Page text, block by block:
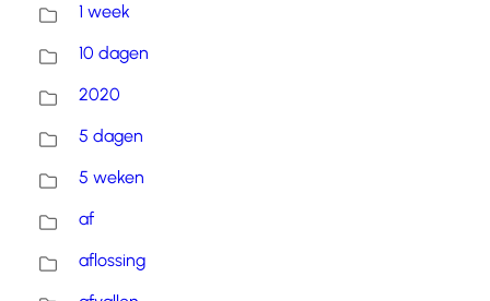
1 week
10 dagen
2020
5 dagen
5 weken
af
aflossing